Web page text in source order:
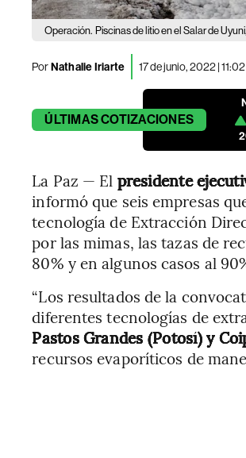
Operación. Piscinas de litio en el Salar de
PorNathalie Iriarte 17 de junio, 2022 |
ÚLTIMASCOTIZACIONES
La Paz — El presidente
informó que seis empresas
tecnología de Extracción
por las mimas, las tazas de
80% y en algunos casos al
“Los resultados de la
diferentes tecnologías de
Pastos Grandes (Potosí) y
recursos evaporíticos de